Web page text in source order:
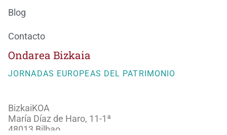
Ondarea Bizkaia
JORNADAS EUROPEAS DEL PATRIMONIO
BizkaiKOA
María Díaz de Haro, 11-1ª
48013 Bilbao
Blog
Contacto